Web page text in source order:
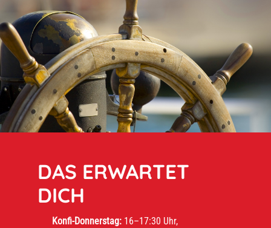
DAS ERWARTET
DICH
Konfi-Donnerstag:16–17:30 Uhr,